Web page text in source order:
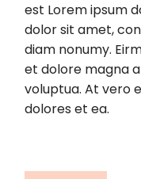
est Lorem ipsum
dolor sit amet,
diam nonumy.
et dolore magna
voluptua. At vero
dolores et ea.